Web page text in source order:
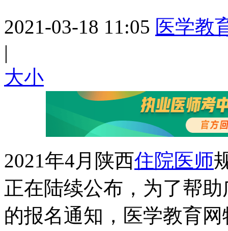
2021-03-18 11:05 医学教
|
大小
2021年4月陕西住院医师
正在陆续公布，为了帮
的报名通知，医学教育